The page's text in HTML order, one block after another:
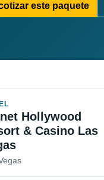
este paquete
Hollywood
& Casino Las